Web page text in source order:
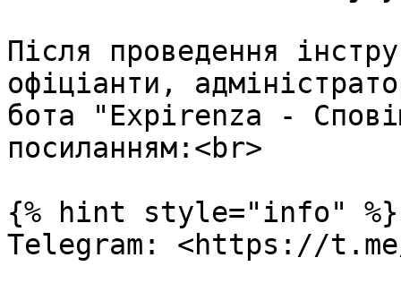
Після проведення
офіціанти,
бота "Expirenza -
посиланням:<br>
{% hint style="info" %}
Telegram: <https://